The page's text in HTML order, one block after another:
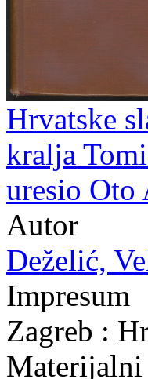
Hrvatske
kralja
uresio Oto
Autor
Deželić,
Impresum
Zagreb :
Materijalni